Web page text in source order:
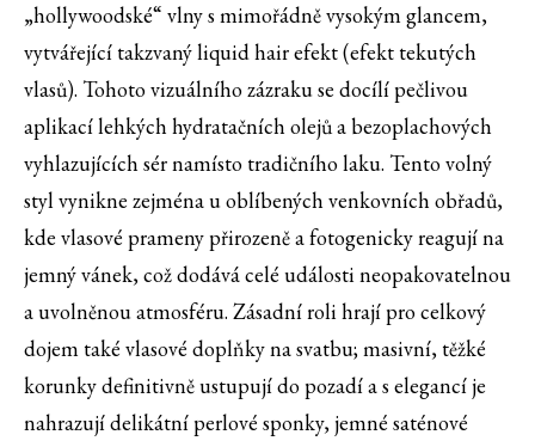
„hollywoodské“ vlny s mimořádně vysokým glancem,
vytvářející takzvaný liquid hair efekt (efekt tekutých
vlasů). Tohoto vizuálního zázraku se docílí pečlivou
aplikací lehkých hydratačních olejů a bezoplachových
vyhlazujících sér namísto tradičního laku. Tento volný
styl vynikne zejména u oblíbených venkovních obřadů,
kde vlasové prameny přirozeně a fotogenicky reagují na
jemný vánek, což dodává celé události neopakovatelnou
a uvolněnou atmosféru. Zásadní roli hrají pro celkový
dojem také vlasové doplňky na svatbu; masivní, těžké
korunky definitivně ustupují do pozadí a s elegancí je
nahrazují delikátní perlové sponky, jemné saténové